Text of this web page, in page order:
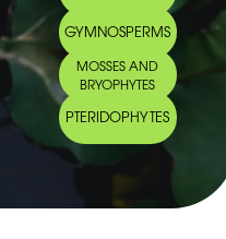
GYMNOSPERMS
MOSSES AND
BRYOPHYTES
PTERIDOPHYTES